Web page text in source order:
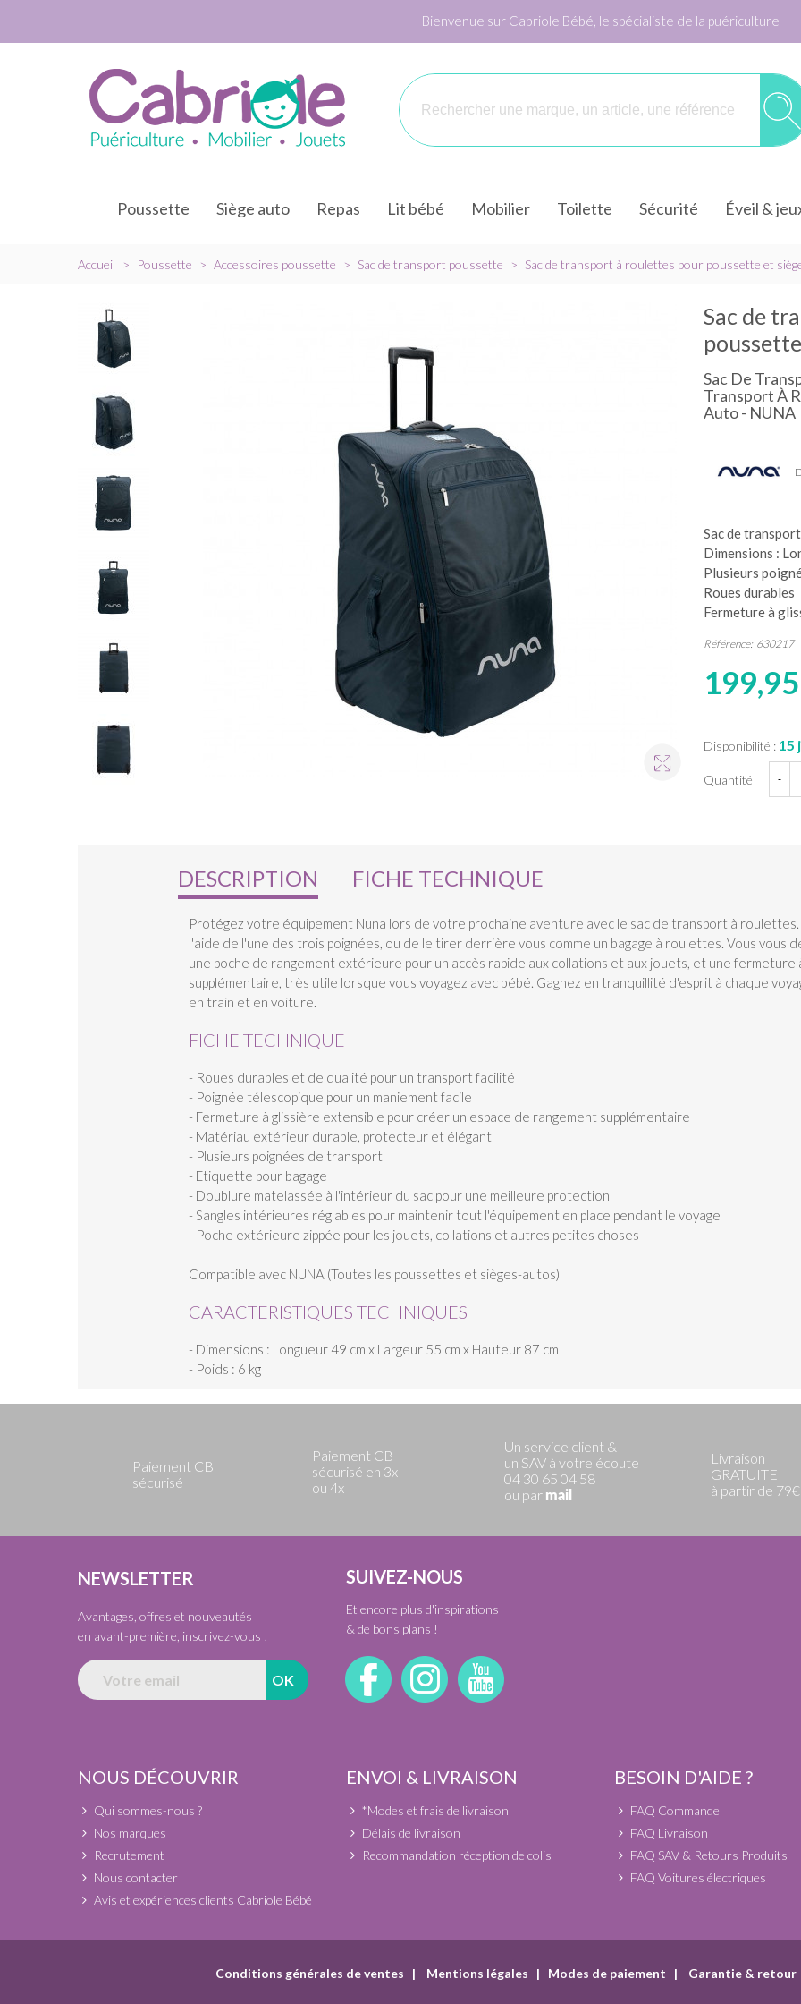
Bienvenue sur Cabriole Bébé, le spécialiste de la puériculture
Poussette Siège auto Repas Lit bébé Mobilier Toilette Sécurité Éveil &
Accueil > Poussette > Accessoires poussette > Sac de transport poussette > Sac de transport à roulettes pour poussette et
Sac de
Sac De
Transport À
Auto - NUNA
Sac de
Dimensions :
Plusieurs
Roues durables
Fermeture à
Référence: 630217
Disponibilité : 15
Quantité -
DESCRIPTION FICHE TECHNIQUE
Protégez votre équipement Nuna lors de votre prochaine aventure avec le sac de transport à
l'aide de l'une des trois poignées, ou de le tirer derrière vous comme un bagage à roulettes. Vous vous
une poche de rangement extérieure pour un accès rapide aux collations et aux jouets, et une fermeture
supplémentaire, très utile lorsque vous voyagez avec bébé. Gagnez en tranquillité d'esprit à chaque
en train et en voiture.
FICHE TECHNIQUE
- Roues durables et de qualité pour un transport facilité
- Poignée télescopique pour un maniement facile
- Fermeture à glissière extensible pour créer un espace de rangement supplémentaire
- Matériau extérieur durable, protecteur et élégant
- Plusieurs poignées de transport
- Etiquette pour bagage
- Doublure matelassée à l'intérieur du sac pour une meilleure protection
- Sangles intérieures réglables pour maintenir tout l'équipement en place pendant le voyage
- Poche extérieure zippée pour les jouets, collations et autres petites choses
Compatible avec NUNA (Toutes les poussettes et sièges-autos)
CARACTERISTIQUES TECHNIQUES
- Dimensions : Longueur 49 cm x Largeur 55 cm x Hauteur 87 cm
- Poids : 6 kg
Paiement CB
sécurisé
Paiement CB
sécurisé en 3x
ou 4x
Un service client &
un SAV à votre écoute
04 30 65 04 58
ou par mail
Livraison
GRATUITE
à partir de
NEWSLETTER
Avantages, offres et nouveautés
en avant-première, inscrivez-vous !
SUIVEZ-NOUS
Et encore plus d'inspirations
& de bons plans !
NOUS DÉCOUVRIR
Qui sommes-nous ?
Nos marques
Recrutement
Nous contacter
Avis et expériences clients Cabriole Bébé
ENVOI & LIVRAISON
*Modes et frais de livraison
Délais de livraison
Recommandation réception de colis
BESOIN D'AIDE ?
FAQ Commande
FAQ Livraison
FAQ SAV & Retours Produits
FAQ Voitures électriques
Conditions générales de ventes | Mentions légales | Modes de paiement | Garantie & retour